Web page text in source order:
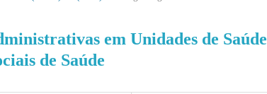
em Unidades de Saúde
de Saúde